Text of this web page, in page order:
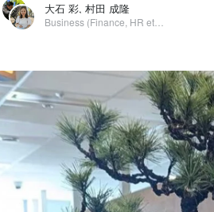
大石 彩, 村田 成隆